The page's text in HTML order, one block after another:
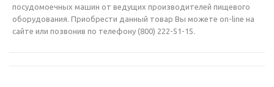
посудомоечных машин от ведущих производителей пищевого
оборудования. Приобрести данный товар Вы можете on-line на
сайте или позвонив по телефону (800) 222-51-15.